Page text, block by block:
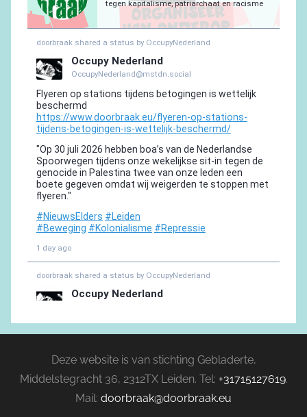
Deze website is van stichting Gebladerte,
Middelstegracht 36, 2312TX Leiden. Tel: +31715127619.
Mail: doorbraak@doorbraak.eu